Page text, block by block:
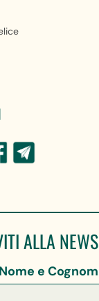
ALLA
Nome e